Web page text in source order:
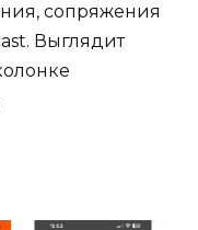
сопряжения
Выглядит